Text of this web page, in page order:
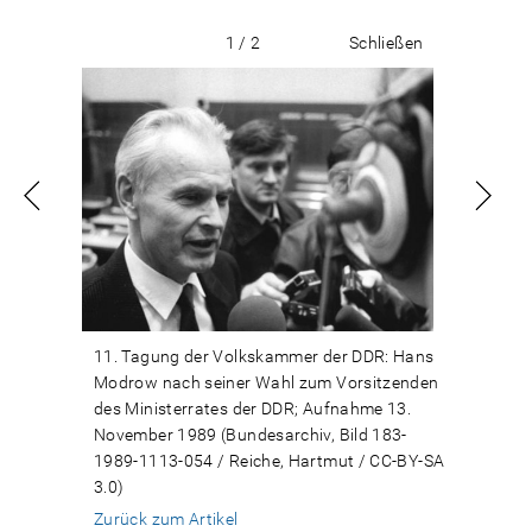
1 / 2 Schließen
11. Tagung der Volkskammer der DDR: Hans
Modrow nach seiner Wahl zum Vorsitzenden
des Ministerrates der DDR; Aufnahme 13.
November 1989 (Bundesarchiv, Bild 183-
1989-1113-054 / Reiche, Hartmut / CC-BY-SA
3.0)
Zurück zum Artikel